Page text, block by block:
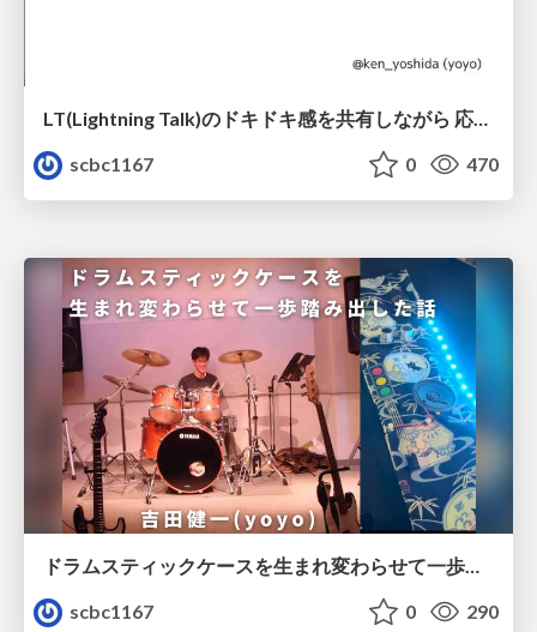
LT(Lightning Talk)のドキドキ感を共有しながら 応援してくれるBotを作ってみた！
scbc1167
0 470
scbc1167
0 290